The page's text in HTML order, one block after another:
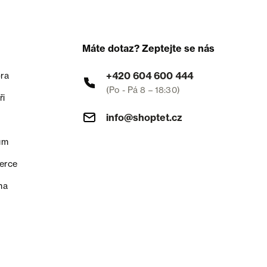
Máte dotaz? Zeptejte se nás
+420 604 600 444
(Po - Pá 8 – 18:30)
info@shoptet.cz